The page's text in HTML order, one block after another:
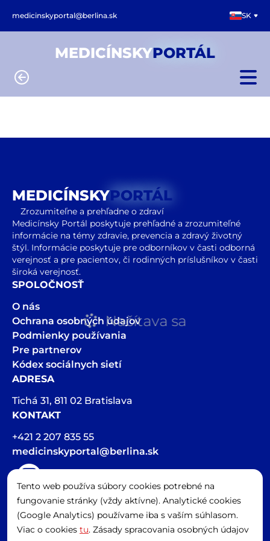
medicinskyportal@berlina.sk SK
MEDICÍNSKYPORTÁL
Načítava sa
Tento web používa súbory cookies potrebné na
fungovanie stránky (vždy aktívne). Analytické cookies
(Google Analytics) používame iba s vaším súhlasom.
Viac o cookies tu. Zásady spracovania osobných údajov
MEDICÍNSKYPORTÁL
Zrozumiteľne a prehľadne o zdraví
Medicínsky Portál poskytuje prehľadné a zrozumiteľné
informácie na témy zdravie, prevencia a zdravý životný
štýl. Informácie poskytuje pre odborníkov v časti odborná
verejnosť a pre pacientov, či rodinných príslušníkov v časti
široká verejnosť.
SPOLOČNOSŤ
O nás
Ochrana osobných údajov
Podmienky používania
Pre partnerov
Kódex sociálnych sietí
ADRESA
Tichá 31, 811 02 Bratislava
KONTAKT
+421 2 207 835 55
medicinskyportal@berlina.sk
Hlasová stopa v článkoch bola vygenerovaná pomocou AI
Spravovať cookies